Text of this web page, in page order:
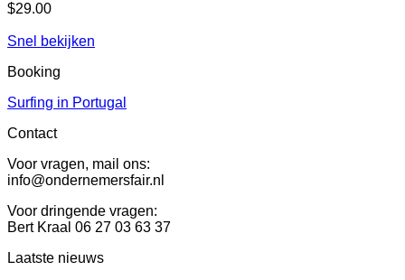
$29.00
Snel bekijken
Booking
Surfing in Portugal
Contact
Voor vragen, mail ons:
info@ondernemersfair.nl
Voor dringende vragen:
Bert Kraal 06 27 03 63 37
Laatste nieuws